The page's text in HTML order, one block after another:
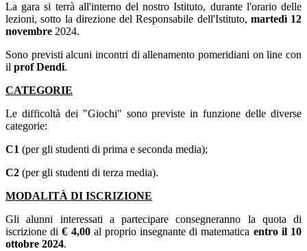
La gara si terrà all'interno del nostro Istituto, durante l'orario delle
lezioni, sotto la direzione del Responsabile dell'Istituto, martedì 12
novembre 2024.
Sono previsti alcuni incontri di allenamento pomeridiani on line con
il prof Dendi.
CATEGORIE
Le difficoltà dei "Giochi" sono previste in funzione delle diverse
categorie:
C1 (per gli studenti di prima e seconda media);
C2 (per gli studenti di terza media).
MODALITÀ DI ISCRIZIONE
Gli alunni interessati a partecipare consegneranno la quota di
iscrizione di€ 4,00 al proprio insegnante di matematica entro il 10
ottobre 2024.